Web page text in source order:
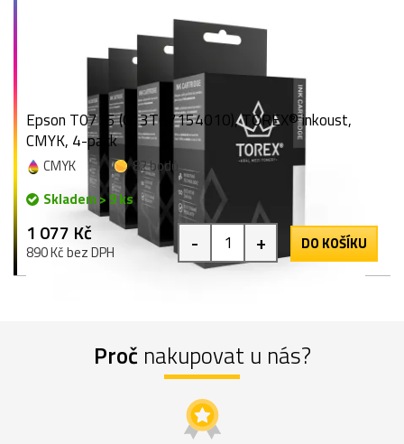
Epson T0715 (C13T07154010), TOREX® inkoust,
CMYK, 4-pack
CMYK
82 bodů
Skladem > 9 ks
1 077 Kč
890 Kč bez DPH - + DO KOŠÍKU
Proč nakupovat u nás?